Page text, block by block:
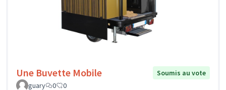
Une Buvette Mobile
Soumis au vote
guary
0 0